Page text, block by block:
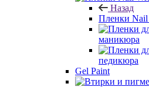
Назад
Пленки Nail
маникюра
педикюра
Gel Paint